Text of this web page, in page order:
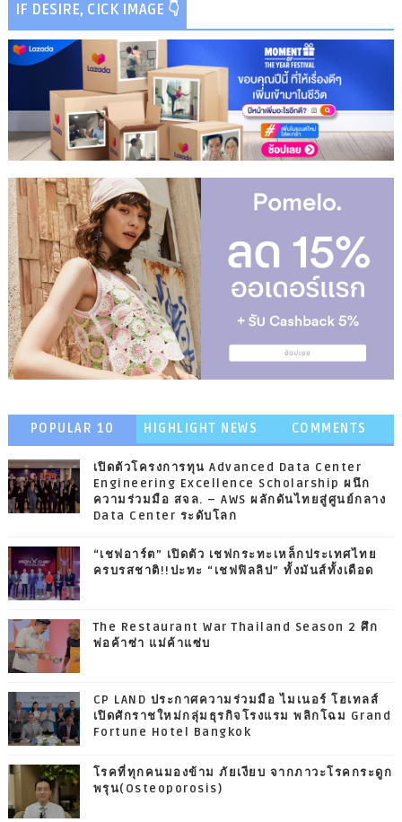
IF DESIRE, CICK IMAGE 👇
POPULAR 10 HIGHLIGHT NEWS COMMENTS
เปิดตัวโครงการทุน Advanced Data Center
Engineering Excellence Scholarship ผนึก
ความร่วมมือ สจล. – AWS ผลักดันไทยสู่ศูนย์กลาง
Data Center ระดับโลก
“เชฟอาร์ต” เปิดตัว เชฟกระทะเหล็กประเทศไทย
ครบรสชาติ!!ปะทะ “เชฟฟิลลิป” ทั้งมันส์ทั้งเดือด
The Restaurant War Thailand Season 2 ศึก
พ่อค้าซ่า แม่ค้าแซ่บ
CP LAND ประกาศความร่วมมือ ไมเนอร์ โฮเทลส์
เปิดศักราชใหม่กลุ่มธุรกิจโรงแรม พลิกโฉม Grand
Fortune Hotel Bangkok
โรคที่ทุกคนมองข้าม ภัยเงียบ จากภาวะโรคกระดูก
พรุน(Osteoporosis)